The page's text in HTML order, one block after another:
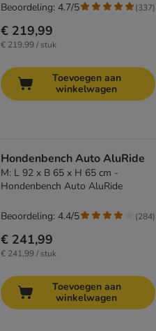
€ 219,99
€ 219,99 / stuk
Beoordeling: 4.7/5 (337)
Toevoegen aan
winkelwagen
Hondenbench Auto AluRide
M: L 92 x B 65 x H 65 cm -
Hondenbench Auto AluRide
€ 241,99
€ 241,99 / stuk
Beoordeling: 4.4/5 (284)
Toevoegen aan
winkelwagen